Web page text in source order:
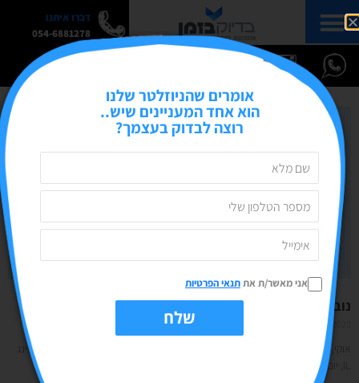
דברו איתנו
054-6881278
נובמבר SALE! פגישות ייעוץ במחיר מיוחד
04/11/2020
אוקי, מוכנים? הנה זה מתחיל! נובמבר- או בשמו המוכר "נובמבר SALE". אז ב-שופינג
אומרים שהניוזלטר שלנו
הוא אחד המעניינים שיש..
רוצה לבדוק בעצמך?
אני מאשר/ת אתתנאי הפרטיות
שלח